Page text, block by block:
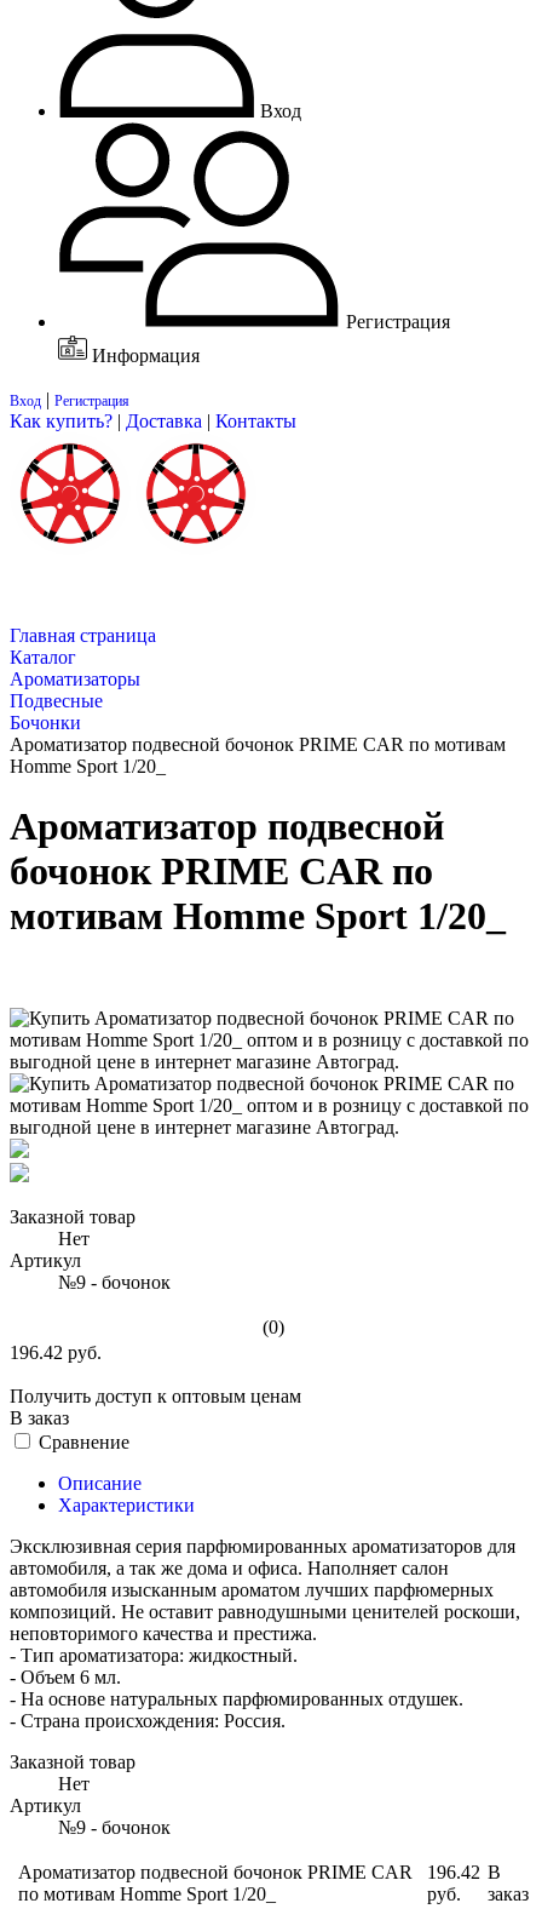
Вход
Регистрация
Информация
Вход | Регистрация
Как купить? | Доставка | Контакты
Главная страница
Каталог
Ароматизаторы
Подвесные
Бочонки
Ароматизатор подвесной бочонок PRIME CAR по мотивам
Homme Sport 1/20_
Ароматизатор подвесной
бочонок PRIME CAR по
мотивам Homme Sport 1/20_
Заказной товар
Нет
Артикул
№9 - бочонок
(0)
196.42 руб.
Получить доступ к оптовым ценам
В заказ
Сравнение
Описание
Характеристики
Эксклюзивная серия парфюмированных ароматизаторов для
автомобиля, а так же дома и офиса. Наполняет салон
автомобиля изысканным ароматом лучших парфюмерных
композиций. Не оставит равнодушными ценителей роскоши,
неповторимого качества и престижа.
- Тип ароматизатора: жидкостный.
- Объем 6 мл.
- На основе натуральных парфюмированных отдушек.
- Страна происхождения: Россия.
Заказной товар
Нет
Артикул
№9 - бочонок
Ароматизатор подвесной бочонок PRIME CAR
по мотивам Homme Sport 1/20_
196.42
руб.
В
заказ